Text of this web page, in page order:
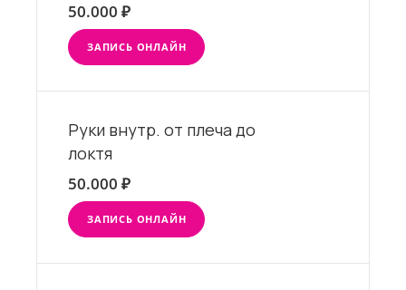
50.000 ₽
ЗАПИСЬ ОНЛАЙН
Руки внутр. от плеча до
локтя
50.000 ₽
ЗАПИСЬ ОНЛАЙН